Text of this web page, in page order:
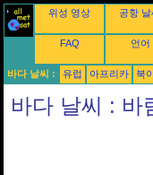
위성 영상 공항 날
FAQ 언어
바다 날씨 : 유럽 아프리카 북
바다 날씨 : 바